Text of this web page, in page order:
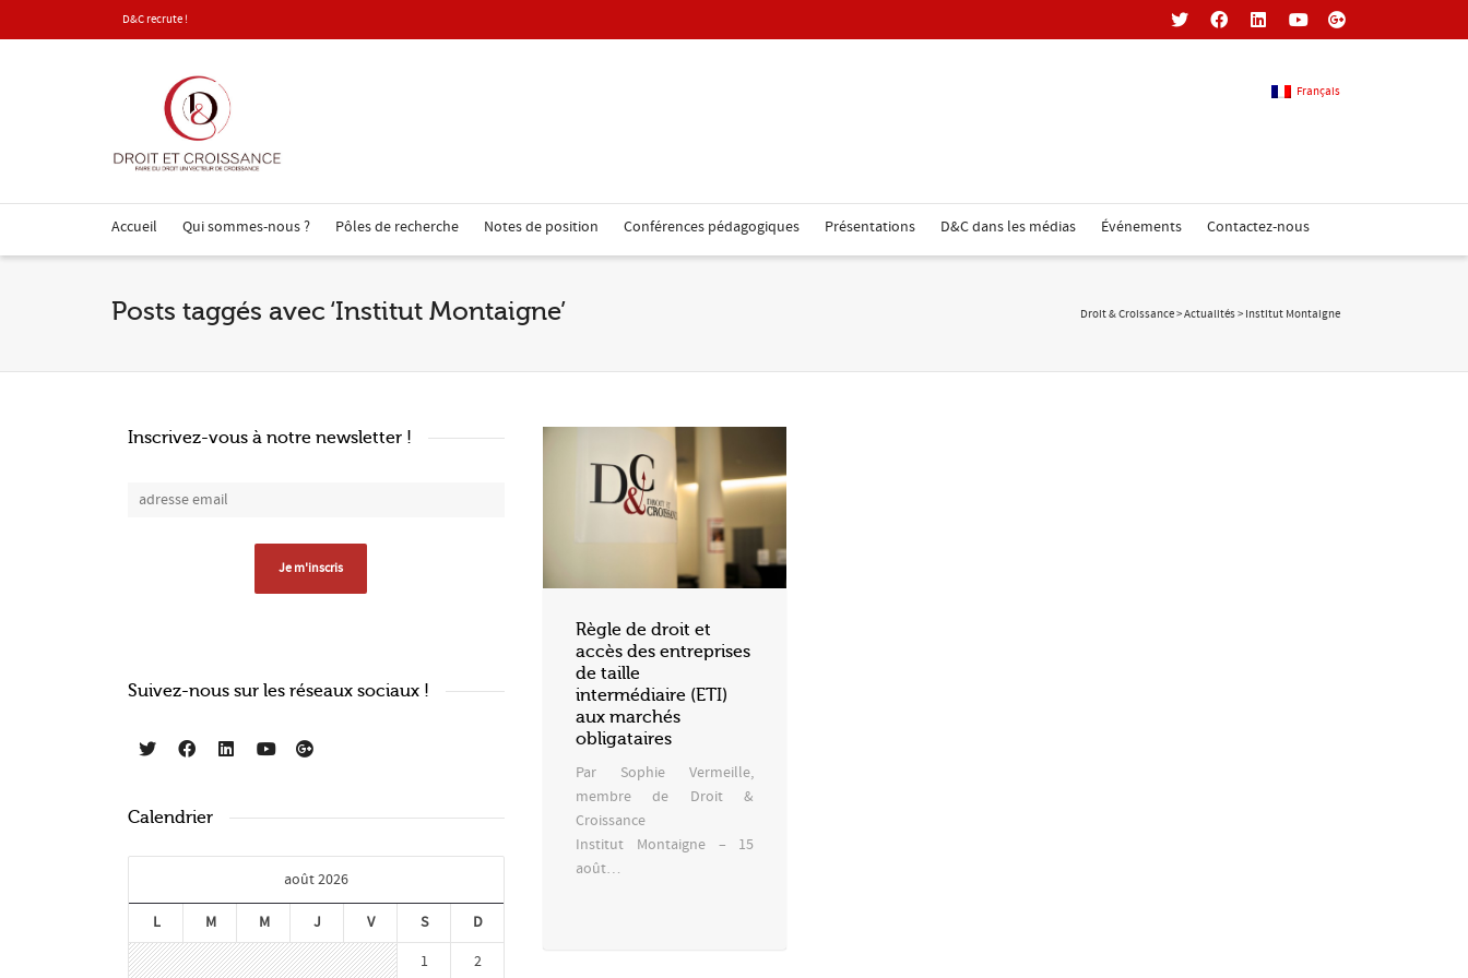
D&C recrute !
Français
Anglais
Accueil Qui sommes-nous ? Pôles de recherche Notes de position Conférences pédagogiques Présentations D&C dans les médias Événements Contactez-nous
Posts taggés avec ‘Institut Montaigne’ Droit & Croissance>Actualités> Institut Montaigne
Règle de droit et
accès des entreprises
de taille
intermédiaire (ETI)
aux marchés
obligataires
Par Sophie Vermeille,
membre de Droit &
Croissance
Institut Montaigne – 15
août…
Inscrivez-vous à notre newsletter !
Suivez-nous sur les réseaux sociaux !
Calendrier
août 2026
L M M J V S
D
1
2